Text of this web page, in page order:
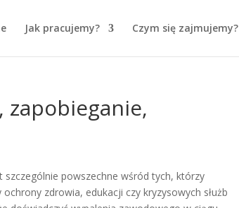
Jak pracujemy? Czym się zajmujemy?
zapobieganie,
powszechne wśród tych, którzy
zdrowia, edukacji czy kryzysowych służb